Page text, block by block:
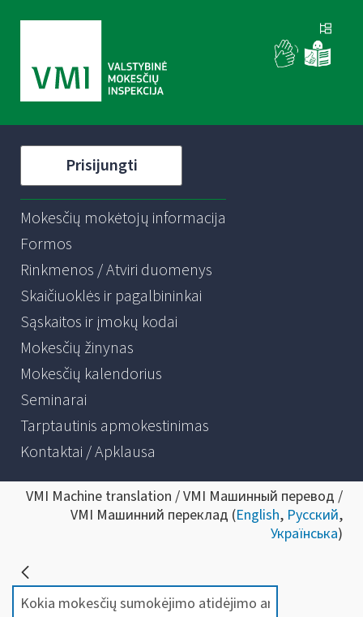
Prisijungti
Mokesčių mokėtojų informacija
Formos
Rinkmenos / Atviri duomenys
Skaičiuoklės ir pagalbininkai
Sąskaitos ir įmokų kodai
Mokesčių žinynas
Mokesčių kalendorius
Seminarai
Tarptautinis apmokestinimas
Kontaktai / Apklausa
VMI Machine translation / VMI Машинный перевод /
VMI Машинний переклад (English, Русский,
Українська)